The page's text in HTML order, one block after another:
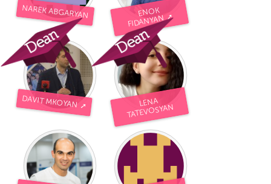
NAREK ABGARYAN ENOK
FIDANYAN ➚
DAVIT MKOYAN ➚ LENA
TATEVOSYAN